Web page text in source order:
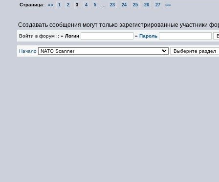
Страница: «« 1 2 3 4 5 23 24 25 26 27 »»
Создавать сообщения могут только зарегистрированные участники
Войти в форум :: » Логин » Пароль
Начало